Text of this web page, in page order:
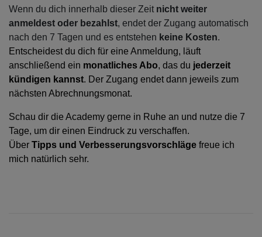
Wenn du dich innerhalb dieser Zeit nicht weiter
anmeldest oder bezahlst, endet der Zugang automatisch
nach den 7 Tagen und es entstehen keine Kosten.
Entscheidest du dich für eine Anmeldung, läuft
anschließend ein monatliches Abo, das du jederzeit
kündigen kannst. Der Zugang endet dann jeweils zum
nächsten Abrechnungsmonat.
Schau dir die Academy gerne in Ruhe an und nutze die 7
Tage, um dir einen Eindruck zu verschaffen.
Über Tipps und Verbesserungsvorschläge freue ich
mich natürlich sehr.